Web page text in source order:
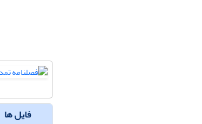
فایل ها